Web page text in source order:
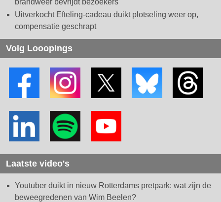
brandweer bevrijdt bezoekers
Uitverkocht Efteling-cadeau duikt plotseling weer op,
compensatie geschrapt
Volg Looopings
Laatste video's
Youtuber duikt in nieuw Rotterdams pretpark: wat zijn de
beweegredenen van Wim Beelen?